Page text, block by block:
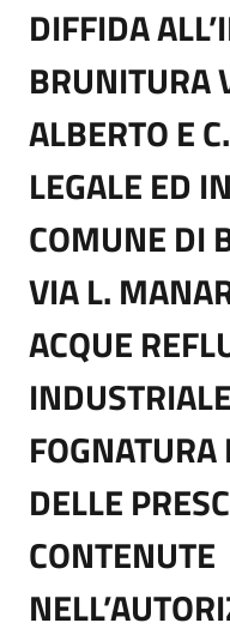
DIFFIDA
BRUNITURA
ALBERTO E
LEGALE ED
COMUNE DI
VIA L.
ACQUE
DELLE
CONTENUTE